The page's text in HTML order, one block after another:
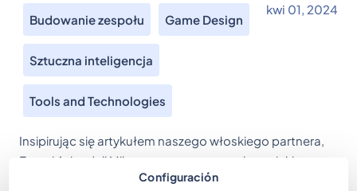
Budowanie zespołu Game Design
Sztuczna inteligencja
Tools and Technologies
kwi 01, 2024
Insipirując się artykułem naszego włoskiego partnera,
Eventi Aziendali Milano, na temat sposobu, w jaki
sztuczna inteligencja (AI) rewolucjonizuje podejście do
Configuración